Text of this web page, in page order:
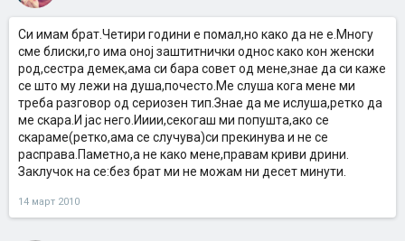
Си имам брат.Четири години е помал,но како да не е.Многу
сме блиски,го има оној заштитнички однос како кон женски
род,сестра демек,ама си бара совет од мене,знае да си каже
се што му лежи на душа,почесто.Ме слуша кога мене ми
треба разговор од сериозен тип.Знае да ме ислуша,ретко да
ме скара.И јас него.Ииии,секогаш ми попушта,ако се
скараме(ретко,ама се случува)си прекинува и не се
расправа.Паметно,а не како мене,правам криви дрини.
Заклучок на се:без брат ми не можам ни десет минути.
14 март 2010